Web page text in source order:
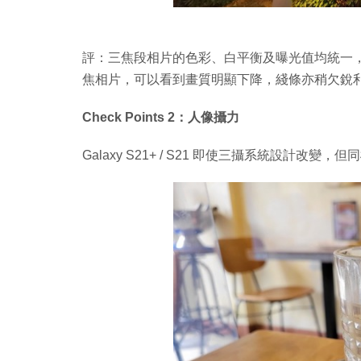
評：三焦段相片的色彩、白平衡及曝光值均統
焦相片，可以看到畫質明顯下降，綫條亦稍欠
Check Points 2：人像攝力
Galaxy S21+ / S21 即使三攝系統設計改變，但